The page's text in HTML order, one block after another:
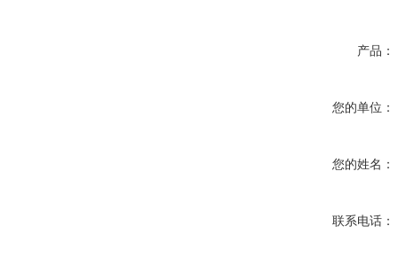
产品：
您的单位：
您的姓名：
联系电话：